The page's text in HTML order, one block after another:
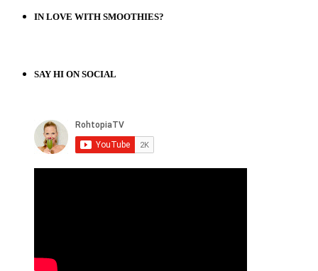
IN LOVE WITH SMOOTHIES?
SAY HI ON SOCIAL